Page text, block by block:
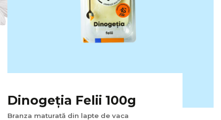
Dinogeția Felii 100g
Branza maturată din lapte de vaca